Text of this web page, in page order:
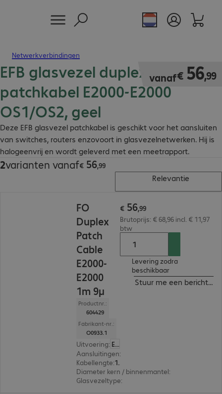
Netwerkverbindingen
EFB glasvezel duplex
patchkabel E2000-E2000
OS1/OS2, geel
Deze EFB glasvezel patchkabel is geschikt voor het aansluiten
van switches, routers enzovoort in glasvezelnetwerken. Hij is
halogeenvrij en wordt geleverd met een meetrapport.
vanaf€ 56,99
€ 56,99
2varianten vanaf€ 56,99
€ 56,99
Relevantie
FO
Duplex
Patch
Cable
E2000-
E2000
1m 9µ
Productnr.:
604429
Fabrikant-nr.:
O0933.1
Uitvoering: Europa
Aansluitingen:
Kabellengte: 1 m
Diameter kern / binnenmantel:
Glasvezeltype:
€ 56,99
Brutoprijs: € 68,96 incl. € 11,97
btw
Levering zodra
beschikbaar
Stuur me een bericht